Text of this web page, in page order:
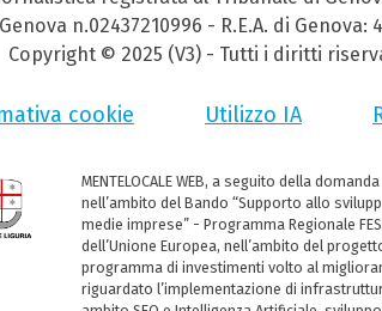
n.02437210996 - R.E.A. di Genova:
Copyright © 2025 (V3) - Tutti i diritti
cookie Utilizzo IA
MENTELOCALE WEB, a seguito della
nell’ambito del Bando “Supporto allo
medie imprese” - Programma Regionale
dell’Unione Europea, nell’ambito del
programma di investimenti volto al
riguardato l’implementazione di